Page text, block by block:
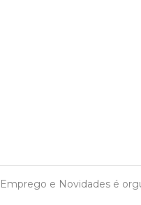
Emprego e Novidades é